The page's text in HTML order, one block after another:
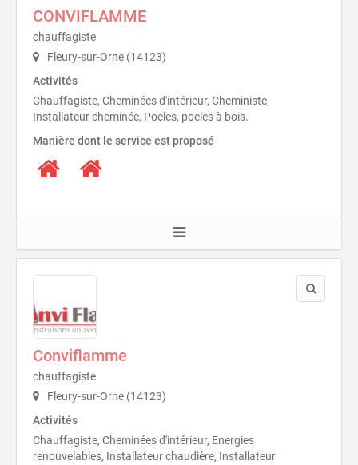
CONVIFLAMME
chauffagiste
Fleury-sur-Orne (14123)
Activités
Chauffagiste, Cheminées d'intérieur, Cheministe,
Installateur cheminée, Poeles, poeles à bois.
Manière dont le service est proposé
Conviflamme
chauffagiste
Fleury-sur-Orne (14123)
Activités
Chauffagiste, Cheminées d'intérieur, Energies
renouvelables, Installateur chaudière, Installateur